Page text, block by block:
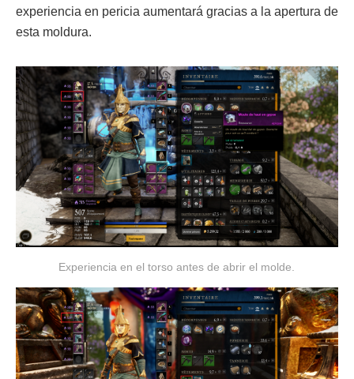
experiencia en pericia aumentará gracias a la apertura de
esta moldura.
Experiencia en el torso antes de abrir el molde.